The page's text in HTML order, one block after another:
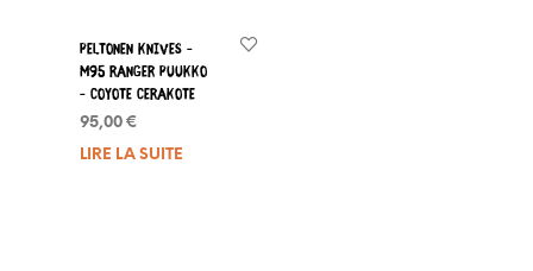
Peltonen Knives –
M95 Ranger Puukko
– Coyote Cerakote
95,00€
LIRE LA SUITE